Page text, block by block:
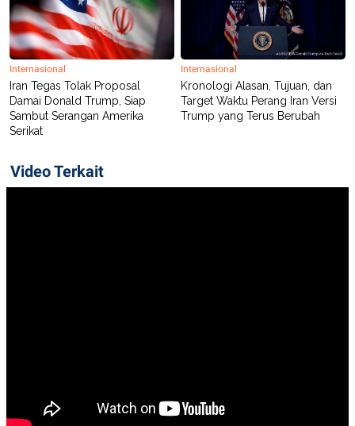
Internasional
Iran Tegas Tolak Proposal
Damai Donald Trump, Siap
Sambut Serangan Amerika
Serikat
Internasional
Kronologi Alasan, Tujuan, dan
Target Waktu Perang Iran Versi
Trump yang Terus Berubah
Video Terkait